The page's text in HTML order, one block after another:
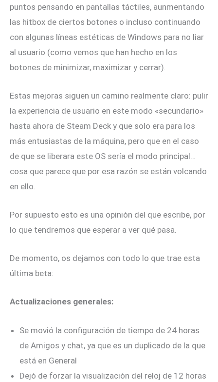
puntos pensando en pantallas táctiles, aunmentando
las hitbox de ciertos botones o incluso continuando
con algunas líneas estéticas de Windows para no liar
al usuario (como vemos que han hecho en los
botones de minimizar, maximizar y cerrar).
Estas mejoras siguen un camino realmente claro: pulir
la experiencia de usuario en este modo «secundario»
hasta ahora de Steam Deck y que solo era para los
más entusiastas de la máquina, pero que en el caso
de que se liberara este OS sería el modo principal…
cosa que parece que por esa razón se están volcando
en ello.
Por supuesto esto es una opinión del que escribe, por
lo que tendremos que esperar a ver qué pasa.
De momento, os dejamos con todo lo que trae esta
última beta:
Actualizaciones generales:
Se movió la configuración de tiempo de 24 horas
de Amigos y chat, ya que es un duplicado de la que
está en General
Dejó de forzar la visualización del reloj de 12 horas